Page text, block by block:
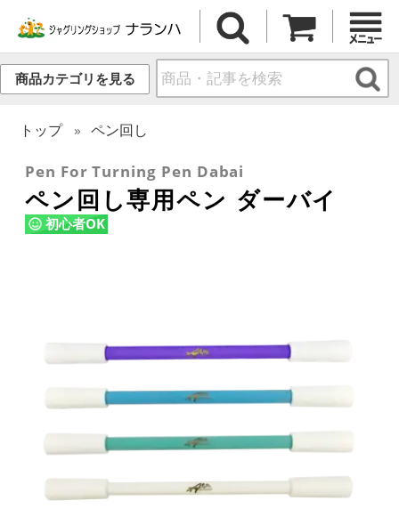
商品カテゴリを見る
トップ ペン回し
Pen For Turning Pen Dabai
ペン回し専用ペン ダーバイ
初心者OK